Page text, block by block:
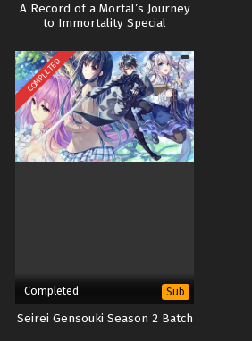
A Record of a Mortal’s Journey
to Immortality Special
COMPLETED
Completed Sub
Seirei Gensouki Season 2 Batch